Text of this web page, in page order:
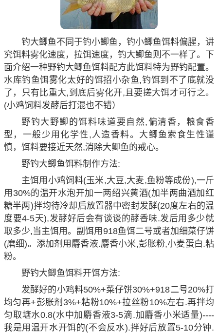
钓大鲫鱼不同于钓小鲫鱼，钓小鲫鱼饵料偏腥，讲
究饵料雾化速度，拉饵速度，钓大鲫鱼则不一样了。下
面介绍一种野钓大鲫鱼饵料配方此饵料特为野钓配置。
水库钓鱼饵雾化太好的饵招小杂鱼,钓饵到不了底就没
了，只有比重大,到底后雾化开,且要搓大饵才可行之。
(小鸡饲料发酵后打混也不错）
野钓大野鲫的饵料味道要自然,偏清香，粮食香
型，一般少用化学性,人造香料。大鲫鱼索食生性谨
慎，饵料要接近天然,消除大鲫鱼的戒心。
野钓大鲫鱼饵料制作方法:
主饵用小鸡饲料(玉米,大豆,大麦,鱼粉等成份),一斤
用30%的温开水泡开加一两绍兴黄酒(加半两曲酒加红
糖半两)拌均待冷却后放置器中密封发酵(20度左右的温
度要4-5天),发酵好后会有谈谈的酵香味.发后用多少就
取多少,当主饵用。副饵用918鱼饵二号或者加细菜仔饼
(磨细)。添加剂用麝香液.麝香小米,彭胀粉,小麦蛋白.粘
粉。
野钓大鲫鱼饵料开饵方法:
发酵好的小鸡料50%+菜仔饼30%+918二号20%打
均匀再+彭胀剂3%+粘粉10%+拉丝粉10%左右.再拌均
匀取塘水0.8(水中加麝香液3-5滴.加麝香小米适量)----
我是用温开水开饵的(不会反水).拌好后放置5-10分钟.